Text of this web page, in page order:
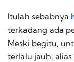
Itulah sebabnya
terkadang ada
Meski begitu,
terlalu jauh,